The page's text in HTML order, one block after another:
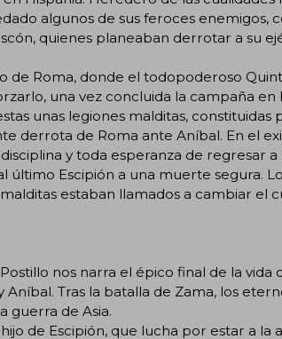
algunos de sus feroces enemigos,
quienes planeaban derrotar a su
de Roma, donde el todopoderoso
una vez concluida la campaña en
unas legiones malditas, constituidas
derrota de Roma ante Aníbal. En el
y toda esperanza de regresar a
último Escipión a una muerte segura.
estaban llamados a cambiar el
nos narra el épico final de la vida
Tras la batalla de Zama, los
guerra de Asia.
de Escipión, que lucha por estar a la